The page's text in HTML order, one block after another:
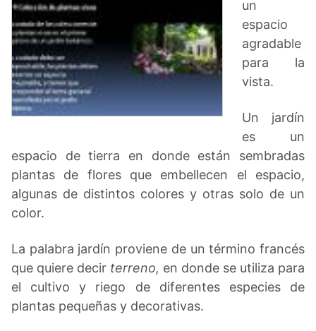
un
espacio
agradable
para la
vista.
Un jardín
es un
espacio de tierra en donde están sembradas
plantas de flores que embellecen el espacio,
algunas de distintos colores y otras solo de un
color.
La palabra jardín proviene de un término francés
que quiere decir terreno, en donde se utiliza para
el cultivo y riego de diferentes especies de
plantas pequeñas y decorativas.